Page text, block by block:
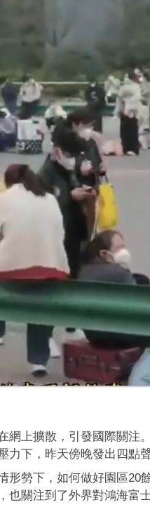
網上擴散，引發國際關注
力下，昨天傍晚發出四點
形勢下，如何做好園區20
也關注到了外界對鴻海富